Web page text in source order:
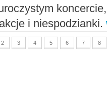
i niespodzianki.
2 3 4 5 6 7 8